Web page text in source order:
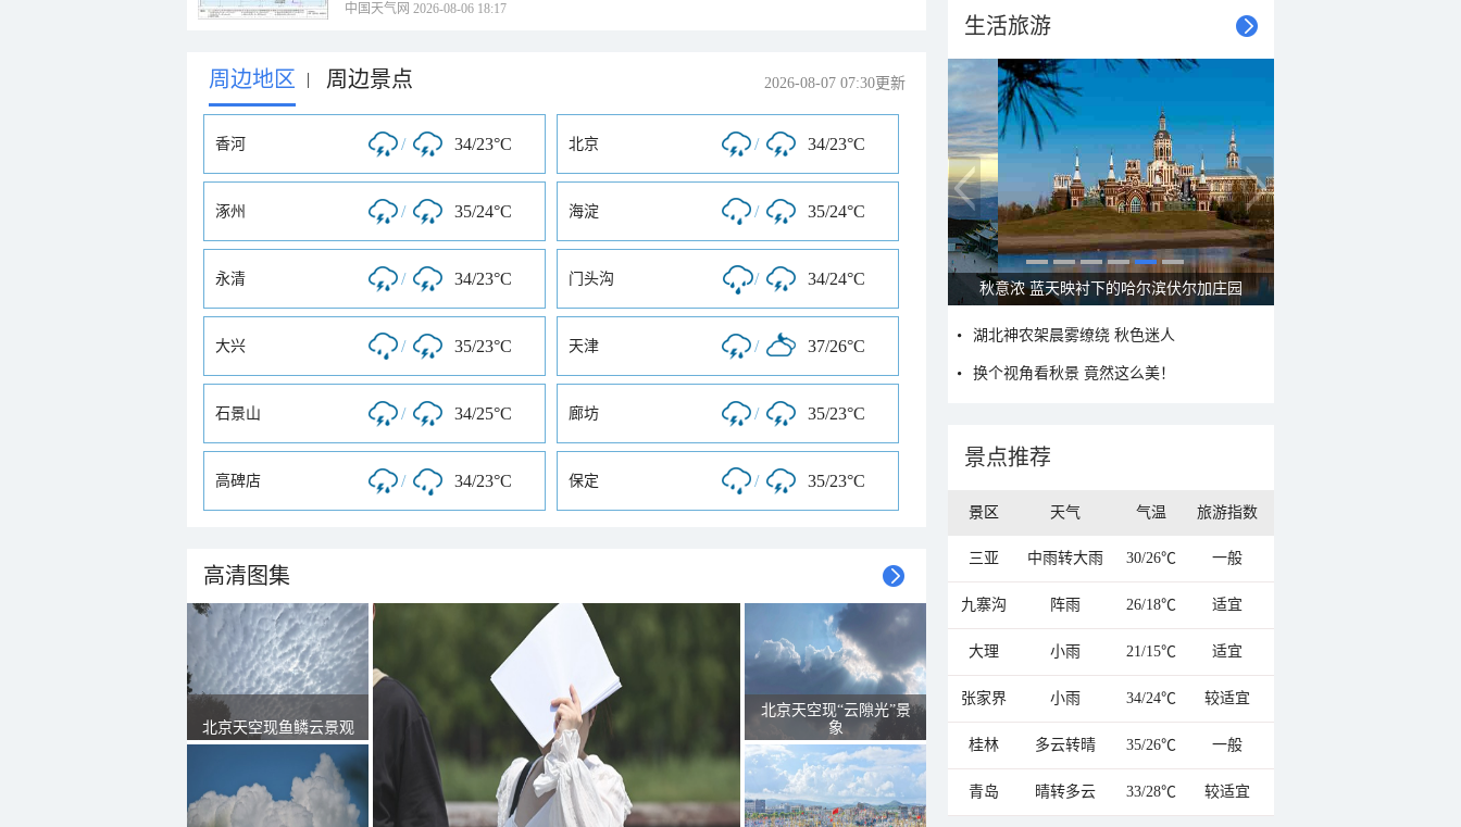
中国天气网 2026-08-06 18:17
周边地区 | 周边景点 2026-08-07 07:30更新
香河 / 34/23°C 北京 / 34/23°C
涿州 / 35/24°C 海淀 / 35/24°C
永清 / 34/23°C 门头沟 / 34/24°C
大兴 / 35/23°C 天津 / 37/26°C
石景山 / 34/25°C 廊坊 / 35/23°C
高碑店 / 34/23°C 保定 / 35/23°C
高清图集
北京天空现鱼鳞云景观
北京天空现“云隙光”景
象
生活旅游
秋意浓 蓝天映衬下的哈尔滨伏尔加庄园
湖北神农架晨雾缭绕 秋色迷人
换个视角看秋景 竟然这么美！
景点推荐
景区 天气 气温 旅游指数
三亚 中雨转大雨 30/26℃ 一般
九寨沟 阵雨 26/18℃ 适宜
大理 小雨 21/15℃ 适宜
张家界 小雨 34/24℃ 较适宜
桂林 多云转晴 35/26℃ 一般
青岛 晴转多云 33/28℃ 较适宜